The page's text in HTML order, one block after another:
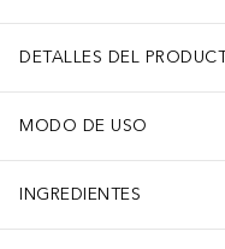
DETALLES DEL
MODO DE USO
INGREDIENTES